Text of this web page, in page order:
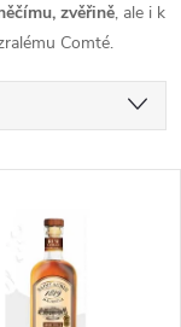
zvěřině, ale i k
Comté.